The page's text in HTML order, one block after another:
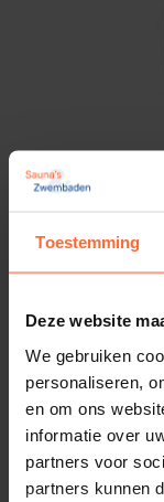
Toestemming
Deze website
We gebruiken
personaliseren,
en om ons
informatie over
partners voor
partners kunnen
20,95